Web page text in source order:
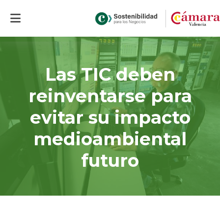
Las TIC deben reinventarse para evitar su impacto
medioambiental futuro
Las TIC deben
reinventarse para
evitar su impacto
medioambiental
futuro